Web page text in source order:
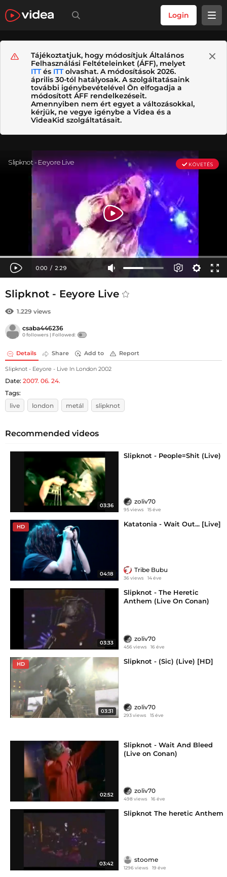
Login
Tájékoztatjuk, hogy módosítjuk Általános
Felhasználási Feltételeinket (ÁFF), melyet
ITTés ITTolvashat. A módosítások 2026.
április 30-tól hatályosak. A szolgáltatásaink
további igénybevételével Ön elfogadja a
módosított ÁFF rendelkezéseit.
Amennyiben nem ért egyet a változásokkal,
kérjük, ne vegye igénybe a Videa és a
VideaKid szolgáltatásait.
Slipknot - Eeyore Live
1.229 views
csaba446236
0 followers | Followed:
Details Share Add to Report
Slipknot - Eeyore - Live In London 2002
Date: 2007. 06. 24.
Tags:
live
london metál slipknot
Recommended videos
03:36
Slipknot - People=Shit (Live)
zoliv70
95 views 15 éve
HD
04:18
Katatonia - Wait Out... [Live]
Tribe Bubu
36 views 14 éve
03:33
Slipknot - The Heretic
Anthem (Live On Conan)
zoliv70
456 views 16 éve
HD
03:31
Slipknot - (Sic) (Live) [HD]
zoliv70
293 views 15 éve
02:52
Slipknot - Wait And Bleed
(Live on Conan)
zoliv70
498 views 16 éve
03:42
Slipknot The heretic Anthem
stoome
1296 views 19 éve